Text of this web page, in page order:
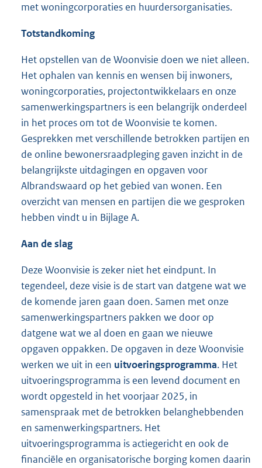
met woningcorporaties en huurdersorganisaties.
Totstandkoming
Het opstellen van de Woonvisie doen we niet alleen.
Het ophalen van kennis en wensen bij inwoners,
woningcorporaties, projectontwikkelaars en onze
samenwerkingspartners is een belangrijk onderdeel
in het proces om tot de Woonvisie te komen.
Gesprekken met verschillende betrokken partijen en
de online bewonersraadpleging gaven inzicht in de
belangrijkste uitdagingen en opgaven voor
Albrandswaard op het gebied van wonen. Een
overzicht van mensen en partijen die we gesproken
hebben vindt u in Bijlage A.
Aan de slag
Deze Woonvisie is zeker niet het eindpunt. In
tegendeel, deze visie is de start van datgene wat we
de komende jaren gaan doen. Samen met onze
samenwerkingspartners pakken we door op
datgene wat we al doen en gaan we nieuwe
opgaven oppakken. De opgaven in deze Woonvisie
werken we uit in een uitvoeringsprogramma. Het
uitvoeringsprogramma is een levend document en
wordt opgesteld in het voorjaar 2025, in
samenspraak met de betrokken belanghebbenden
en samenwerkingspartners. Het
uitvoeringsprogramma is actiegericht en ook de
financiële en organisatorische borging komen daarin